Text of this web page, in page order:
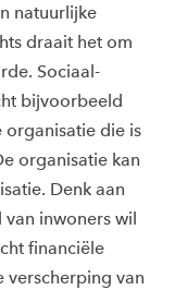
natuurlijke
draait het om
Sociaal -
bijvoorbeeld
die is
organisatie kan
. Denk aan
inwoners wil
financiële
verscherping van